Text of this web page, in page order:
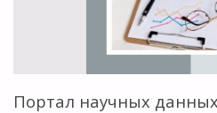
Портал научных